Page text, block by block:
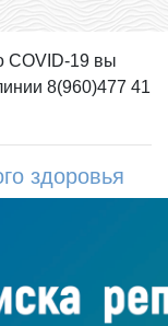
COVID-19 вы
8(960)477 41
здоровья